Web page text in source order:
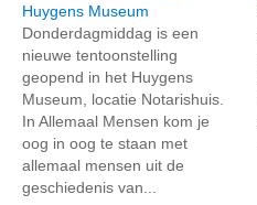
Huygens Museum
Donderdagmiddag is een
nieuwe tentoonstelling
geopend in het Huygens
Museum, locatie Notarishuis.
In Allemaal Mensen kom je
oog in oog te staan met
allemaal mensen uit de
geschiedenis van...